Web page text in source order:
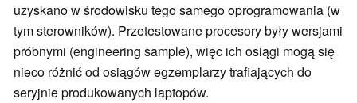
uzyskano w środowisku tego samego oprogramowania (w
tym sterowników). Przetestowane procesory były wersjami
próbnymi (engineering sample), więc ich osiągi mogą się
nieco różnić od osiągów egzemplarzy trafiających do
seryjnie produkowanych laptopów.